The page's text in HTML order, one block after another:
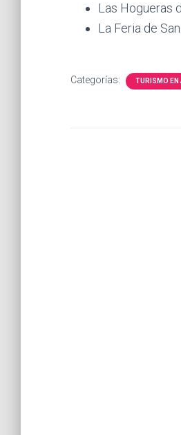
Las Hogueras
La Feria de
Categorías: TURISMO EN